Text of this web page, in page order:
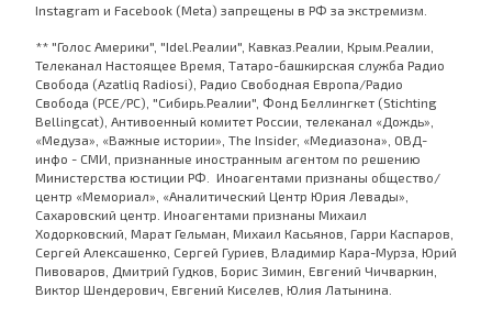
Instagram и Facebook (Metа) запрещены в РФ за экстремизм.
** "Голос Америки", "Idel.Реалии", Кавказ.Реалии, Крым.Реалии,
Телеканал Настоящее Время, Татаро-башкирская служба Радио
Свобода (Azatliq Radiosi), Радио Свободная Европа/Радио
Свобода (PCE/PC), "Сибирь.Реалии", Фонд Беллингкет (Stichting
Bellingcat), Антивоенный комитет России, телеканал «Дождь»,
«Медуза», «Важные истории», The Insider, «Медиазона», ОВД-
инфо - СМИ, признанные иностранным агентом по решению
Министерства юстиции РФ. Иноагентами признаны общество/
центр «Мемориал», «Аналитический Центр Юрия Левады»,
Сахаровский центр. Иноагентами признаны Михаил
Ходорковский, Марат Гельман, Михаил Касьянов, Гарри Каспаров,
Сергей Алексашенко, Сергей Гуриев, Владимир Кара-Мурза, Юрий
Пивоваров, Дмитрий Гудков, Борис Зимин, Евгений Чичваркин,
Виктор Шендерович, Евгений Киселев, Юлия Латынина.